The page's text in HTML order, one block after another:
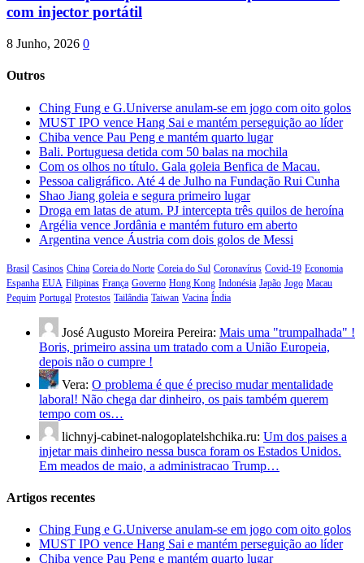
com injector portátil
8 Junho, 2026 0
Outros
Ching Fung e G.Universe anulam-se em jogo com oito golos
MUST IPO vence Hang Sai e mantém perseguição ao líder
Chiba vence Pau Peng e mantém quarto lugar
Bali. Portuguesa detida com 50 balas na mochila
Com os olhos no título. Gala goleia Benfica de Macau.
Pessoa caligráfico. Até 4 de Julho na Fundação Rui Cunha
Shao Jiang goleia e segura primeiro lugar
Droga em latas de atum. PJ intercepta três quilos de heroína
Argélia vence Jordânia e mantém futuro em aberto
Argentina vence Áustria com dois golos de Messi
Brasil Casinos China Coreia do Norte Coreia do Sul Coronavírus Covid-19 Economia
Espanha EUA Filipinas França Governo Hong Kong Indonésia Japão Jogo Macau
Pequim Portugal Protestos Tailândia Taiwan Vacina Índia
José Augusto Moreira Pereira: Mais uma "trumpalhada" !
Boris, primeiro assina um tratado com a União Europeia,
depois não o cumpre !
Vera: O problema é que é preciso mudar mentalidade
laboral! Não chega dar dinheiro, os pais também querem
tempo com os…
lichnyj-cabinet-nalogoplatelshchika.ru: Um dos paises a
injetar mais dinheiro nessa busca foram os Estados Unidos.
Em meados de maio, a administracao Trump…
Artigos recentes
Ching Fung e G.Universe anulam-se em jogo com oito golos
MUST IPO vence Hang Sai e mantém perseguição ao líder
Chiba vence Pau Peng e mantém quarto lugar